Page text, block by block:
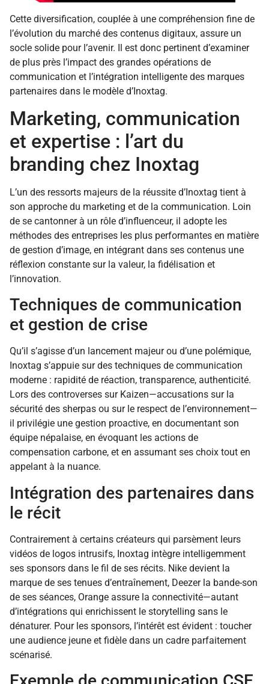
Cette diversification, couplée à une compréhension fine de
l’évolution du marché des contenus digitaux, assure un
socle solide pour l’avenir. Il est donc pertinent d’examiner
de plus près l’impact des grandes opérations de
communication et l’intégration intelligente des marques
partenaires dans le modèle d’Inoxtag.
Marketing, communication
et expertise : l’art du
branding chez Inoxtag
L’un des ressorts majeurs de la réussite d’Inoxtag tient à
son approche du marketing et de la communication. Loin
de se cantonner à un rôle d’influenceur, il adopte les
méthodes des entreprises les plus performantes en matière
de gestion d’image, en intégrant dans ses contenus une
réflexion constante sur la valeur, la fidélisation et
l’innovation.
Techniques de communication
et gestion de crise
Qu’il s’agisse d’un lancement majeur ou d’une polémique,
Inoxtag s’appuie sur des techniques de communication
moderne : rapidité de réaction, transparence, authenticité.
Lors des controverses sur Kaizen—accusations sur la
sécurité des sherpas ou sur le respect de l’environnement—
il privilégie une gestion proactive, en documentant son
équipe népalaise, en évoquant les actions de
compensation carbone, et en assumant ses choix tout en
appelant à la nuance.
Intégration des partenaires dans
le récit
Contrairement à certains créateurs qui parsèment leurs
vidéos de logos intrusifs, Inoxtag intègre intelligemment
ses sponsors dans le fil de ses récits. Nike devient la
marque de ses tenues d’entraînement, Deezer la bande-son
de ses séances, Orange assure la connectivité—autant
d’intégrations qui enrichissent le storytelling sans le
dénaturer. Pour les sponsors, l’intérêt est évident : toucher
une audience jeune et fidèle dans un cadre parfaitement
scénarisé.